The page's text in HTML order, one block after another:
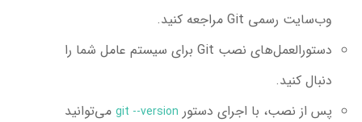
وب‌سایت رسمی Git مراجعه کنید.
دستورالعمل‌های نصب Git برای سیستم عامل شما را
دنبال کنید.
پس از نصب، با اجرای دستور git --version می‌توانید